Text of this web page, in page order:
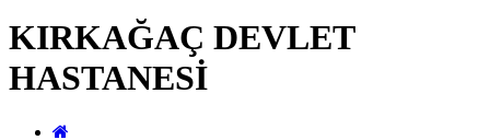
KIRKAĞAÇ DEVLET
HASTANESİ